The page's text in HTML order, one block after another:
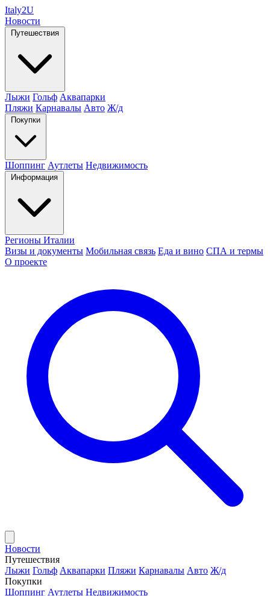
Italy2U
Новости
Путешествия
Лыжи Гольф Аквапарки
Пляжи Карнавалы Авто Ж/д
Покупки
Шоппинг Аутлеты Недвижимость
Информация
Регионы Италии
Визы и документы Мобильная связь Еда и вино СПА и термы
О проекте
Новости
Путешествия
Лыжи Гольф Аквапарки Пляжи Карнавалы Авто Ж/д
Покупки
Шоппинг Аутлеты Недвижимость